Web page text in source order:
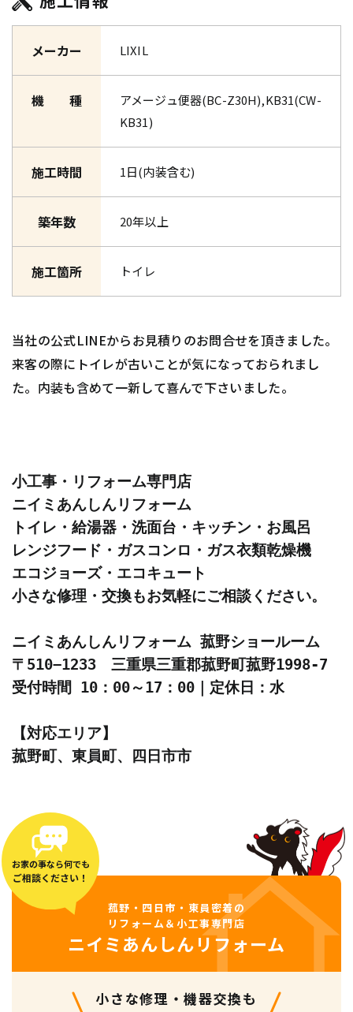
メーカー LIXIL
機 種
アメージュ便器(BC-Z30H),KB31(CW-
KB31)
施工時間 1日(内装含む)
築年数 20年以上
施工箇所 トイレ
当社の公式LINEからお見積りのお問合せを頂きました。
来客の際にトイレが古いことが気になっておられまし
た。内装も含めて一新して喜んで下さいました。
小工事・リフォーム専門店
ニイミあんしんリフォーム
トイレ・給湯器・洗面台・キッチン・お風呂
レンジフード・ガスコンロ・ガス衣類乾燥機
エコジョーズ・エコキュート
小さな修理・交換もお気軽にご相談ください。
ニイミあんしんリフォーム 菰野ショールーム
〒510−1233　三重県三重郡菰野町菰野1998-7
受付時間 10：00～17：00｜定休日：水
【対応エリア】
菰野町、東員町、四日市市
お家の事なら何でも
ご相談ください！
菰野・四日市・東員密着の
リフォーム＆小工事専門店
ニイミあんしんリフォーム
小さな修理・機器交換も